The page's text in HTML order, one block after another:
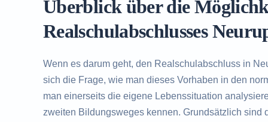
Beratung in Neuruppin rund um das
Überblick über die
Realschulabschlusses
Wenn es darum geht, den Realschulabschluss in
sich die Frage, wie man dieses Vorhaben in den
man einerseits die eigene Lebenssituation
zweiten Bildungsweges kennen. Grundsätzlich